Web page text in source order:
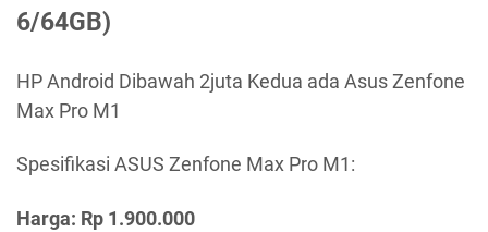
6/64GB)
HP Android Dibawah 2juta Kedua ada Asus Zenfone
Max Pro M1
Spesifikasi ASUS Zenfone Max Pro M1:
Harga: Rp 1.900.000